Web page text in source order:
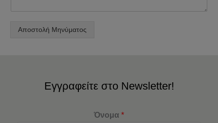
Αποστολή Μηνύματος
Εγγραφείτε στο Newsletter!
Όνομα *